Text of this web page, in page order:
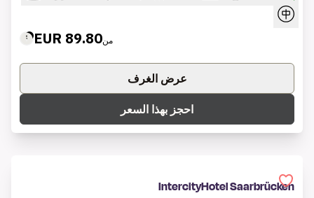
من89.80 EUR
عرض الغرف
احجز بهذا السعر
IntercityHotel Saarbrücken